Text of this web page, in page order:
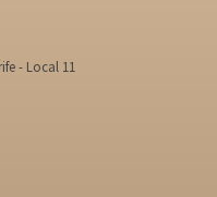
- Local 11